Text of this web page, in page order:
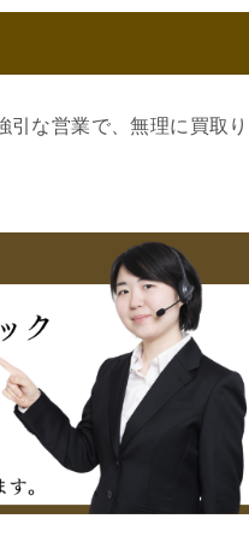
な営業で、無理に買取り